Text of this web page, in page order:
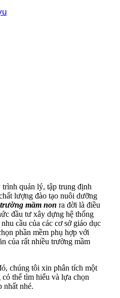
quản lý, tập trung định
lượng đào tạo nuôi dưỡng
mầm non ra đời là điều
đầu tư xây dựng hệ thống
cầu của các cơ sở giáo dục
phần mềm phụ hợp với
của rất nhiều trường mầm
chúng tôi xin phân tích một
thể tìm hiểu và lựa chọn
nhất nhé.